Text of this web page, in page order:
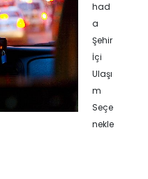
had
a
Şehir
İçi
Ulaşı
m
Seçe
nekle